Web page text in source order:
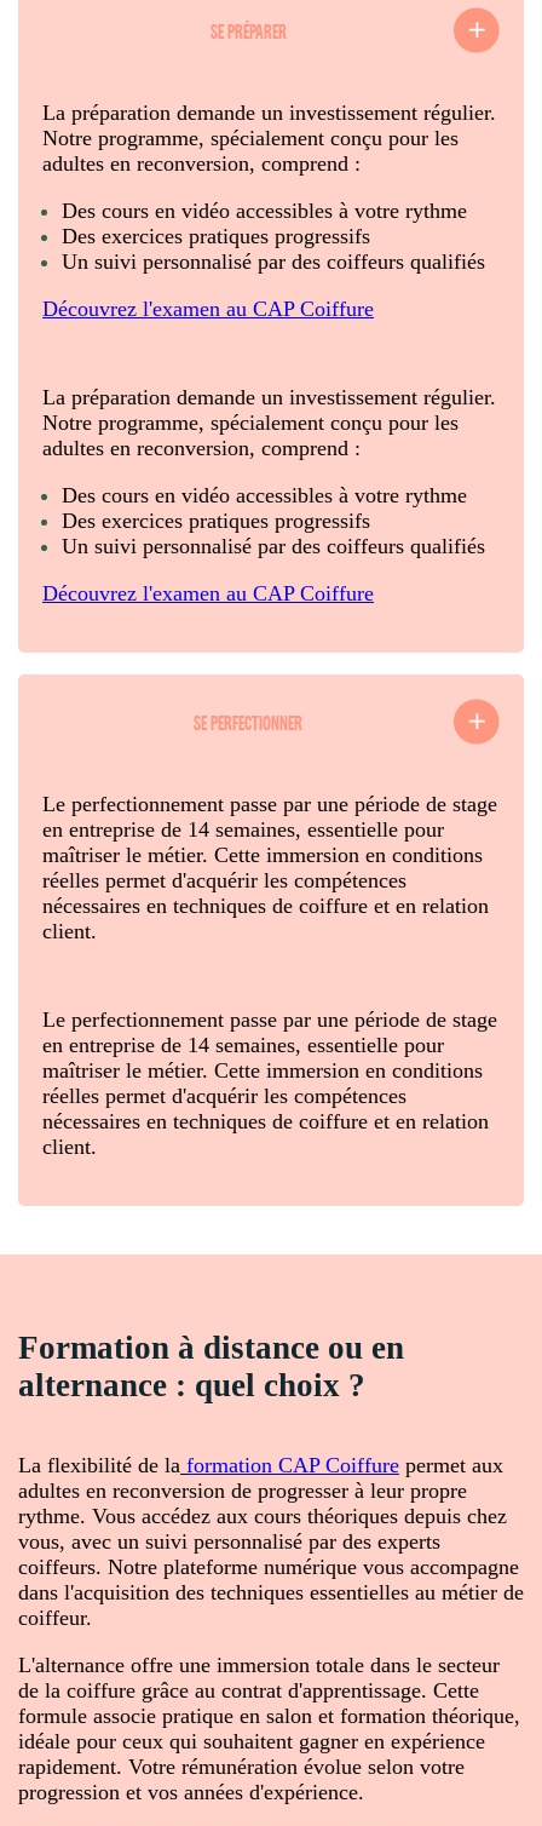
SE PRÉPARER
La préparation demande un investissement régulier.
Notre programme, spécialement conçu pour les
adultes en reconversion, comprend :
Des cours en vidéo accessibles à votre rythme
Des exercices pratiques progressifs
Un suivi personnalisé par des coiffeurs qualifiés
Découvrez l'examen au CAP Coiffure
La préparation demande un investissement régulier.
Notre programme, spécialement conçu pour les
adultes en reconversion, comprend :
Des cours en vidéo accessibles à votre rythme
Des exercices pratiques progressifs
Un suivi personnalisé par des coiffeurs qualifiés
Découvrez l'examen au CAP Coiffure
SE PERFECTIONNER
Le perfectionnement passe par une période de stage
en entreprise de 14 semaines, essentielle pour
maîtriser le métier. Cette immersion en conditions
réelles permet d'acquérir les compétences
nécessaires en techniques de coiffure et en relation
client.
Le perfectionnement passe par une période de stage
en entreprise de 14 semaines, essentielle pour
maîtriser le métier. Cette immersion en conditions
réelles permet d'acquérir les compétences
nécessaires en techniques de coiffure et en relation
client.
Formation à distance ou en
alternance : quel choix ?
La flexibilité de la formation CAP Coiffure permet aux
adultes en reconversion de progresser à leur propre
rythme. Vous accédez aux cours théoriques depuis chez
vous, avec un suivi personnalisé par des experts
coiffeurs. Notre plateforme numérique vous accompagne
dans l'acquisition des techniques essentielles au métier de
coiffeur.
L'alternance offre une immersion totale dans le secteur
de la coiffure grâce au contrat d'apprentissage. Cette
formule associe pratique en salon et formation théorique,
idéale pour ceux qui souhaitent gagner en expérience
rapidement. Votre rémunération évolue selon votre
progression et vos années d'expérience.